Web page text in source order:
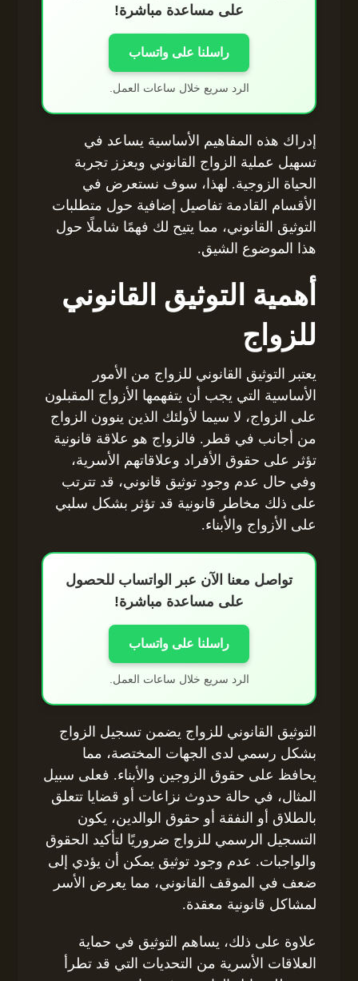
على مساعدة مباشرة!
راسلنا على واتساب
الرد سريع خلال ساعات العمل.
إدراك هذه المفاهيم الأساسية يساعد في
تسهيل عملية الزواج القانوني ويعزز تجربة
الحياة الزوجية. لهذا، سوف نستعرض في
الأقسام القادمة تفاصيل إضافية حول متطلبات
التوثيق القانوني، مما يتيح لك فهمًا شاملًا حول
هذا الموضوع الشيق.
أهمية التوثيق القانوني
للزواج
يعتبر التوثيق القانوني للزواج من الأمور
الأساسية التي يجب أن يتفهمها الأزواج المقبلون
على الزواج، لا سيما لأولئك الذين ينوون الزواج
من أجانب في قطر. فالزواج هو علاقة قانونية
تؤثر على حقوق الأفراد وعلاقاتهم الأسرية،
وفي حال عدم وجود توثيق قانوني، قد تترتب
على ذلك مخاطر قانونية قد تؤثر بشكل سلبي
على الأزواج والأبناء.
تواصل معنا الآن عبر الواتساب للحصول
على مساعدة مباشرة!
راسلنا على واتساب
الرد سريع خلال ساعات العمل.
التوثيق القانوني للزواج يضمن تسجيل الزواج
بشكل رسمي لدى الجهات المختصة، مما
يحافظ على حقوق الزوجين والأبناء. فعلى سبيل
المثال، في حالة حدوث نزاعات أو قضايا تتعلق
بالطلاق أو النفقة أو حقوق الوالدين، يكون
التسجيل الرسمي للزواج ضروريًا لتأكيد الحقوق
والواجبات. عدم وجود توثيق يمكن أن يؤدي إلى
ضعف في الموقف القانوني، مما يعرض الأسر
لمشاكل قانونية معقدة.
علاوة على ذلك، يساهم التوثيق في حماية
العلاقات الأسرية من التحديات التي قد تطرأ